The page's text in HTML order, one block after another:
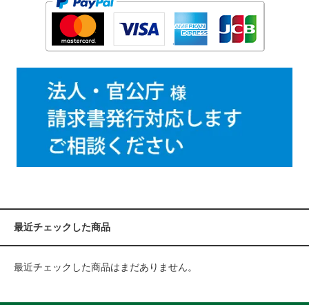
最近チェックした商品
最近チェックした商品はまだありません。